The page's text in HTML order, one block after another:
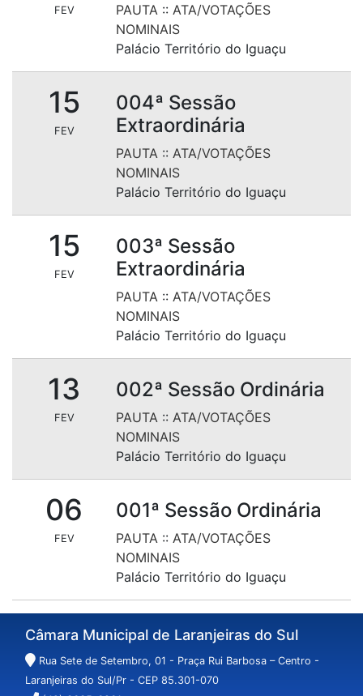
FEV PAUTA :: ATA/VOTAÇÕES
NOMINAIS
Palácio Território do Iguaçu
15
FEV
004ª Sessão
Extraordinária
PAUTA :: ATA/VOTAÇÕES
NOMINAIS
Palácio Território do Iguaçu
15
FEV
003ª Sessão
Extraordinária
PAUTA :: ATA/VOTAÇÕES
NOMINAIS
Palácio Território do Iguaçu
13
FEV
002ª Sessão Ordinária
PAUTA :: ATA/VOTAÇÕES
NOMINAIS
Palácio Território do Iguaçu
06
FEV
001ª Sessão Ordinária
PAUTA :: ATA/VOTAÇÕES
NOMINAIS
Palácio Território do Iguaçu
Câmara Municipal de Laranjeiras do Sul
Rua Sete de Setembro, 01 - Praça Rui Barbosa – Centro -
Laranjeiras do Sul/Pr - CEP 85.301-070